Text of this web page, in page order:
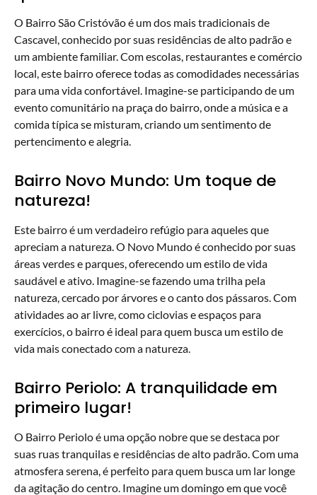
O Bairro São Cristóvão é um dos mais tradicionais de
Cascavel, conhecido por suas residências de alto padrão e
um ambiente familiar. Com escolas, restaurantes e comércio
local, este bairro oferece todas as comodidades necessárias
para uma vida confortável. Imagine-se participando de um
evento comunitário na praça do bairro, onde a música e a
comida típica se misturam, criando um sentimento de
pertencimento e alegria.
Bairro Novo Mundo: Um toque de
natureza!
Este bairro é um verdadeiro refúgio para aqueles que
apreciam a natureza. O Novo Mundo é conhecido por suas
áreas verdes e parques, oferecendo um estilo de vida
saudável e ativo. Imagine-se fazendo uma trilha pela
natureza, cercado por árvores e o canto dos pássaros. Com
atividades ao ar livre, como ciclovias e espaços para
exercícios, o bairro é ideal para quem busca um estilo de
vida mais conectado com a natureza.
Bairro Periolo: A tranquilidade em
primeiro lugar!
O Bairro Periolo é uma opção nobre que se destaca por
suas ruas tranquilas e residências de alto padrão. Com uma
atmosfera serena, é perfeito para quem busca um lar longe
da agitação do centro. Imagine um domingo em que você